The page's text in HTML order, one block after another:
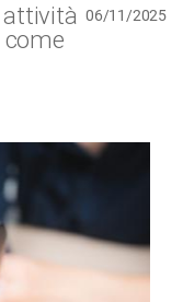
attività 06/11/2025